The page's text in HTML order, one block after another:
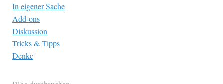
In eigener Sache
Add-ons
Diskussion
Tricks & Tipps
Denke